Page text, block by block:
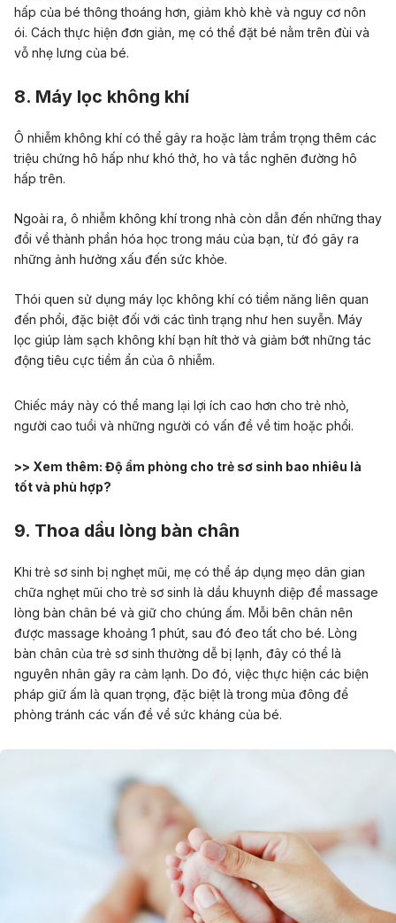
hấp của bé thông thoáng hơn, giảm khò khè và nguy cơ nôn
ói. Cách thực hiện đơn giản, mẹ có thể đặt bé nằm trên đùi và
vỗ nhẹ lưng của bé.
8. Máy lọc không khí
Ô nhiễm không khí có thể gây ra hoặc làm trầm trọng thêm các
triệu chứng hô hấp như khó thở, ho và tắc nghẽn đường hô
hấp trên.
Ngoài ra, ô nhiễm không khí trong nhà còn dẫn đến những thay
đổi về thành phần hóa học trong máu của bạn, từ đó gây ra
những ảnh hưởng xấu đến sức khỏe.
Thói quen sử dụng máy lọc không khí có tiềm năng liên quan
đến phổi, đặc biệt đối với các tình trạng như hen suyễn. Máy
lọc giúp làm sạch không khí bạn hít thở và giảm bớt những tác
động tiêu cực tiềm ẩn của ô nhiễm.
Chiếc máy này có thể mang lại lợi ích cao hơn cho trẻ nhỏ,
người cao tuổi và những người có vấn đề về tim hoặc phổi.
>> Xem thêm: Độ ẩm phòng cho trẻ sơ sinh bao nhiêu là
tốt và phù hợp?
9. Thoa dầu lòng bàn chân
Khi trẻ sơ sinh bị nghẹt mũi, mẹ có thể áp dụng mẹo dân gian
chữa nghẹt mũi cho trẻ sơ sinh là dầu khuynh diệp để massage
lòng bàn chân bé và giữ cho chúng ấm. Mỗi bên chân nên
được massage khoảng 1 phút, sau đó đeo tất cho bé. Lòng
bàn chân của trẻ sơ sinh thường dễ bị lạnh, đây có thể là
nguyên nhân gây ra cảm lạnh. Do đó, việc thực hiện các biện
pháp giữ ấm là quan trọng, đặc biệt là trong mùa đông để
phòng tránh các vấn đề về sức kháng của bé.